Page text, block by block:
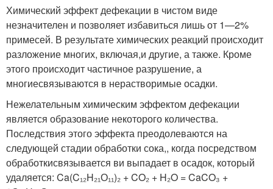
Химический эффект дефекации в чистом виде
незначителен и позволяет избавиться лишь от 1—2%
примесей. В результате химических реакций происходит
разложение многих, включая,и другие, а также. Кроме
этого происходит частичное разрушение, а
многиесвязываются в нерастворимые осадки.
Нежелательным химическим эффектом дефекации
является образование некоторого количества.
Последствия этого эффекта преодолеваются на
следующей стадии обработки сока,, когда посредством
обработкисвязывается ви выпадает в осадок, который
удаляется: Ca(C₁₂H₂₁О₁₁)₂ + CO₂ + H₂O = CaCO₃ +